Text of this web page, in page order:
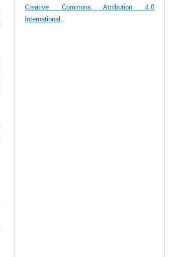
Creative Commons Attribution 4.0
International .